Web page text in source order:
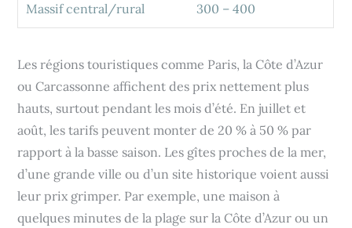
Massif central/rural 300 – 400
Les régions touristiques comme Paris, la Côte d’Azur
ou Carcassonne affichent des prix nettement plus
hauts, surtout pendant les mois d’été. En juillet et
août, les tarifs peuvent monter de 20 % à 50 % par
rapport à la basse saison. Les gîtes proches de la mer,
d’une grande ville ou d’un site historique voient aussi
leur prix grimper. Par exemple, une maison à
quelques minutes de la plage sur la Côte d’Azur ou un